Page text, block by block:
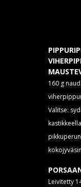
160 g
Valitse:
Leivitetty